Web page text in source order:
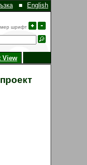
English
■
шрифт
View